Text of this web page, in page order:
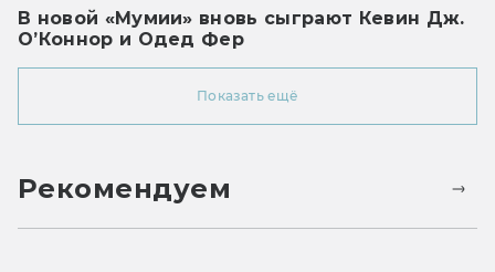
В новой «Мумии» вновь сыграют Кевин Дж.
О’Коннор и Одед Фер
Показать ещё
Рекомендуем